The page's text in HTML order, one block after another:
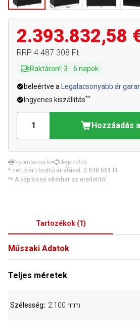
2.393.832,58
RRP 4 487 308 Ft
Raktáron!: 3 - 6 napok
beleértve a
Legalacsonyabb ár
Ingyenes kiszállítás**
Hozzáadás
Nyomtassa ki
Megosztás
* nettó ár | bruttó ár áfával: 2 848 661 Ft
** A kép kissé eltérhet az eredetitől.
Tartozékok(1)
Műszaki Adatok
Teljes méretek
Szélesség 2.100 mm